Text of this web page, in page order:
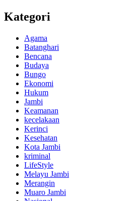
Kategori
Agama
Batanghari
Bencana
Budaya
Bungo
Ekonomi
Hukum
Jambi
Keamanan
kecelakaan
Kerinci
Kesehatan
Kota Jambi
kriminal
LifeStyle
Melayu Jambi
Merangin
Muaro Jambi